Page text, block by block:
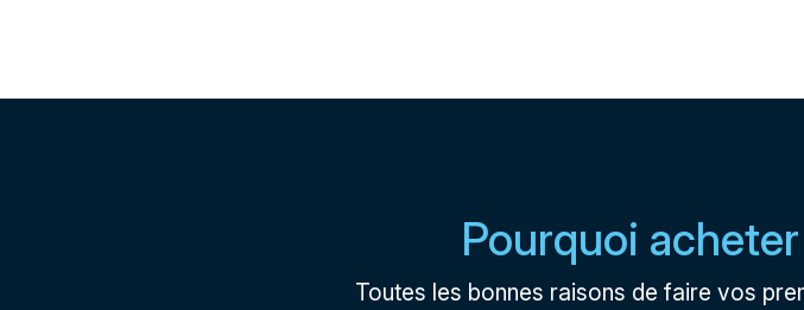
Pourquoi
Toutes les bonnes raisons de faire vos